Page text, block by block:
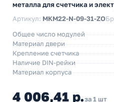
металла для счетчика и
Артикул: MKM22-N-09-31-ZO
Общее число модулей
Материал двери
Крепление счетчика
Наличие DIN-рейки
Материал корпуса
4 006,41 р.за 1 шт